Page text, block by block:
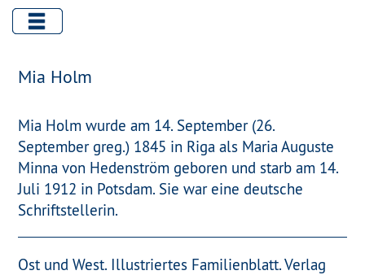
Mia Holm
Mia Holm wurde am 14. September (26.
September greg.) 1845 in Riga als Maria Auguste
Minna von Hedenström geboren und starb am 14.
Juli 1912 in Potsdam. Sie war eine deutsche
Schriftstellerin.
Ost und West. Illustriertes Familienblatt. Verlag